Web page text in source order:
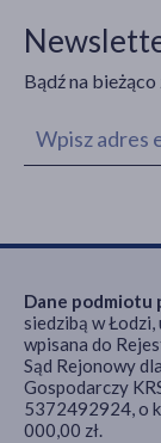
Bądź na
Dane podmiotu
siedzibą w
wpisana do
Sąd Rejonowy
Gospodarczy
5372492924, o
000,00 zł.